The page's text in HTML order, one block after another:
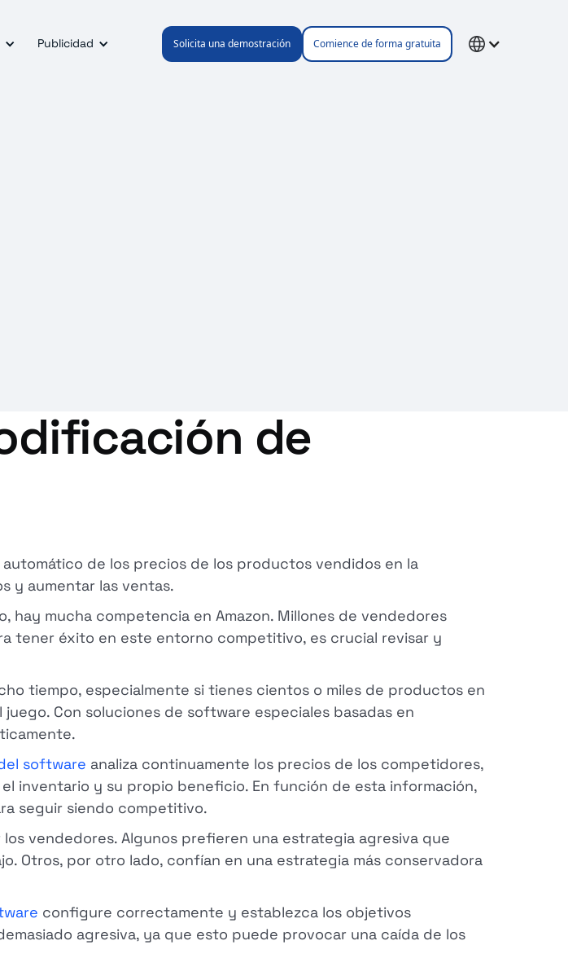
Publicidad Solicita una demostración Comience de forma gratuita
de
de los precios de los productos vendidos en la
y aumentar las ventas.
hay mucha competencia en Amazon. Millones de vendedores
tener éxito en este entorno competitivo, es crucial revisar y
tiempo, especialmente si tienes cientos o miles de productos en
juego. Con soluciones de software especiales basadas en
software analiza continuamente los precios de los competidores,
inventario y su propio beneficio. En función de esta información,
seguir siendo competitivo.
vendedores. Algunos prefieren una estrategia agresiva que
Otros, por otro lado, confían en una estrategia más conservadora
configure correctamente y establezca los objetivos
agresiva, ya que esto puede provocar una caída de los